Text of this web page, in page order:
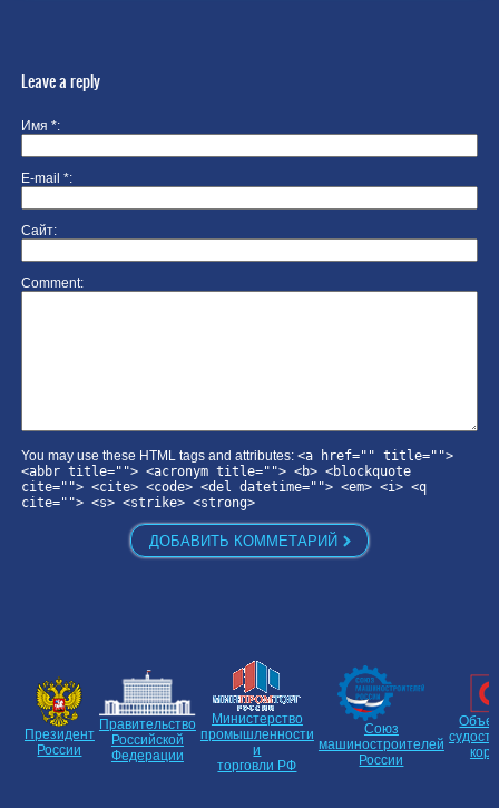
Leave a reply
Имя *
E-mail *
Сайт
Comment
You may use these HTML tags and attributes: <a href="" title="">
<abbr title=""> <acronym title=""> <b> <blockquote
cite=""> <cite> <code> <del datetime=""> <em> <i> <q
cite=""> <s> <strike> <strong>
Президент
России
Правительство
Российской
Федерации
Министерство
промышленности
и
торговли РФ
Союз
машиностроителей
России